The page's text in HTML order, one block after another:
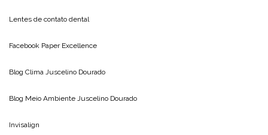
Lentes de contato dental
Facebook Paper Excellence
Blog Clima Juscelino Dourado
Blog Meio Ambiente Juscelino Dourado
Invisalign